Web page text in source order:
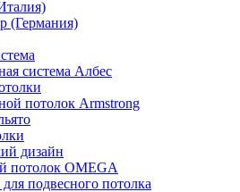
(Германия)
система Албес
потолок Armstrong
дизайн
потолок OMEGA
подвесного потолка